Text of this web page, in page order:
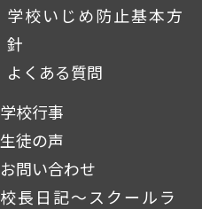
学校いじめ防止基本方
針
よくある質問
学校行事
生徒の声
お問い合わせ
校長日記～スクールラ